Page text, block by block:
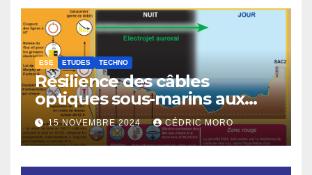
ESE ETUDES TECHNO
Résilience des câbles
optiques sous-marins aux
tempêtes géomagnétiques
majeures 3-3
15 NOVEMBRE 2024 CÉDRIC MORO